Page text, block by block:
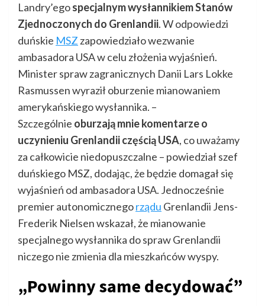
Landry’egospecjalnym wysłannikiem Stanów
Zjednoczonych do Grenlandii. W odpowiedzi
duńskie MSZ zapowiedziało wezwanie
ambasadora USA w celu złożenia wyjaśnień.
Minister spraw zagranicznych Danii Lars Lokke
Rasmussen wyraził oburzenie mianowaniem
amerykańskiego wysłannika. –
Szczególnie oburzają mnie komentarze o
uczynieniu Grenlandii częścią USA, co uważamy
za całkowicie niedopuszczalne – powiedział szef
duńskiego MSZ, dodając, że będzie domagał się
wyjaśnień od ambasadora USA. Jednocześnie
premier autonomicznegorządu Grenlandii Jens-
Frederik Nielsen wskazał, że mianowanie
specjalnego wysłannika do spraw Grenlandii
niczego nie zmienia dla mieszkańców wyspy.
„Powinny same decydować”